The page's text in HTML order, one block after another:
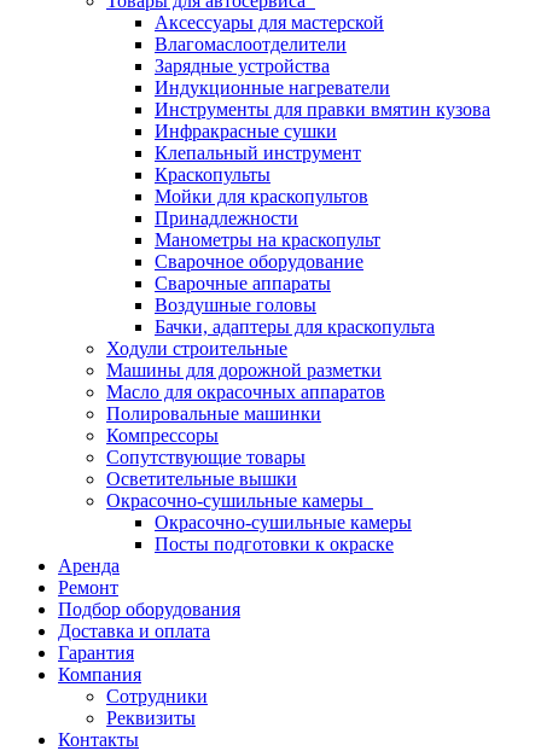
Аксессуары для мастерской
Влагомаслоотделители
Зарядные устройства
Индукционные нагреватели
Инструменты для правки вмятин кузова
Инфракрасные сушки
Клепальный инструмент
Краскопульты
Мойки для краскопультов
Принадлежности
Манометры на краскопульт
Сварочное оборудование
Сварочные аппараты
Воздушные головы
Бачки, адаптеры для краскопульта
Ходули строительные
Машины для дорожной разметки
Масло для окрасочных аппаратов
Полировальные машинки
Компрессоры
Сопутствующие товары
Осветительные вышки
Окрасочно-сушильные камеры
Окрасочно-сушильные камеры
Посты подготовки к окраске
Аренда
Ремонт
Подбор оборудования
Доставка и оплата
Гарантия
Компания
Сотрудники
Реквизиты
Контакты